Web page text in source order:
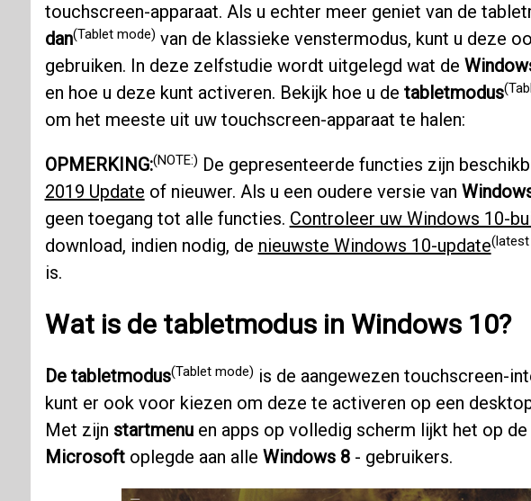
touchscreen-apparaat. Als u echter meer geniet van de
dan(Tablet mode) van de klassieke venstermodus, kunt u deze
gebruiken. In deze zelfstudie wordt uitgelegd wat de
en hoe u deze kunt activeren. Bekijk hoe u de tabletmodus
om het meeste uit uw touchscreen-apparaat te halen:
OPMERKING:(NOTE:) De gepresenteerde functies zijn
2019 Update of nieuwer. Als u een oudere versie van
geen toegang tot alle functies. Controleer uw Windows 10-
download, indien nodig, de nieuwste Windows 10-update(latest
is.
Wat is de tabletmodus in Windows 10?
De tabletmodus(Tablet mode) is de aangewezen touchscreen-
kunt er ook voor kiezen om deze te activeren op een
Met zijn startmenuen apps op volledig scherm lijkt het op
Microsoftoplegde aan alle Windows 8- gebruikers.